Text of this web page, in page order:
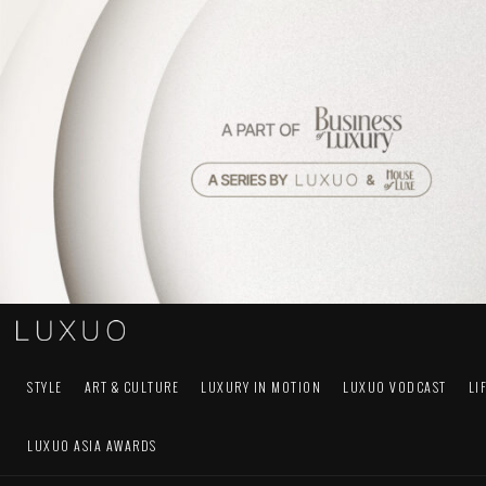
STYLE ART & CULTURE LUXURY IN MOTION LUXUO VODCAST
LUXUO ASIA AWARDS